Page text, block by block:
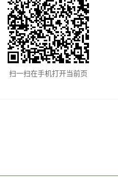
扫一扫在手机打开当前页